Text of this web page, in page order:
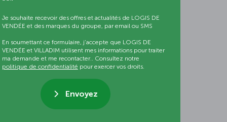
Je souhaite recevoir des offres et actualités de LOGIS DE
VENDÉE et des marques du groupe, par email ou SMS
En soumettant ce formulaire, j’accepte que LOGIS DE
VENDÉE et VILLADIM utilisent mes informations pour traiter
ma demande et me recontacter.. Consultez notre
politique de confidentialité pour exercer vos droits.
Envoyez